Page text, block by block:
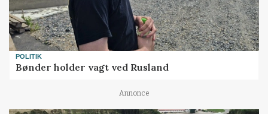
POLITIK
Bønder holder vagt ved Rusland
Annonce